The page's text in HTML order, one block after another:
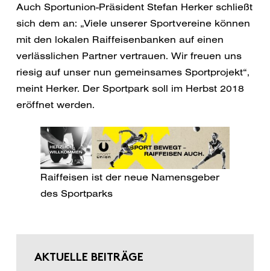
Auch Sportunion-Präsident Stefan Herker schließt
sich dem an: „Viele unserer Sportvereine können
mit den lokalen Raiffeisenbanken auf einen
verlässlichen Partner vertrauen. Wir freuen uns
riesig auf unser nun gemeinsames Sportprojekt“,
meint Herker. Der Sportpark soll im Herbst 2018
eröffnet werden.
Raiffeisen ist der neue Namensgeber
des Sportparks
AKTUELLE BEITRÄGE